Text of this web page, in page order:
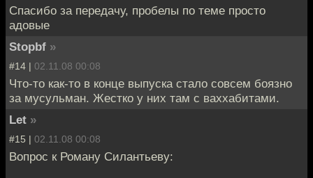
Спасибо за передачу, пробелы по теме просто
адовые
Stopbf »
#14 | 02.11.08 00:08
Что-то как-то в конце выпуска стало совсем боязно
за мусульман. Жестко у них там с ваххабитами.
Let »
#15 | 02.11.08 00:08
Вопрос к Роману Силантьеву: